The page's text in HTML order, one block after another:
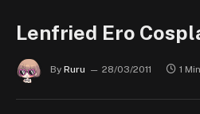
Lenfried Ero
By Ruru 28/03/2011 1